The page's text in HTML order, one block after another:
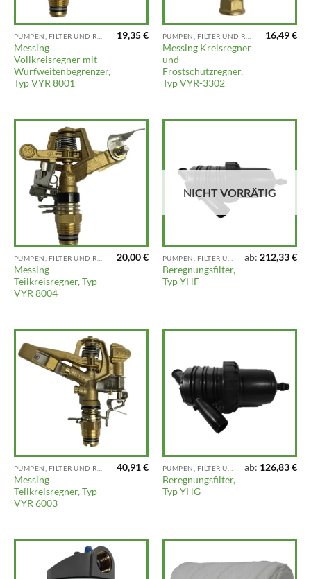
Messing
Vollkreisregner mit
Wurfweitenbegrenzer,
Typ VYR 8001
19,35€
Messing Kreisregner
und
Frostschutzregner,
Typ VYR-3302
16,49€
Messing
Teilkreisregner, Typ
VYR 8004
20,00€
NICHT VORRÄTIG
Beregnungsfilter,
Typ YHF
ab:212,33€
Messing
Teilkreisregner, Typ
VYR 6003
40,91€
Beregnungsfilter,
Typ YHG
ab: 126,83€